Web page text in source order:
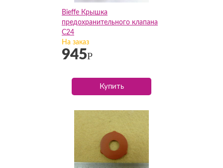
Bieffe Крышка
предохранительного клапана
C24
На заказ
945Р
Купить